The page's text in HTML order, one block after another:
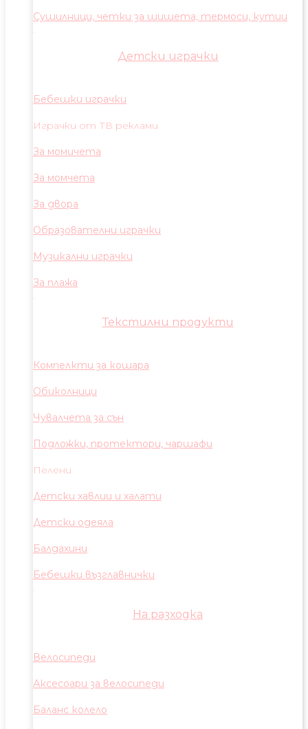
Сушилници, четки за шишета, термоси, кутии
Детски играчки
Бебешки играчки
Играчки от ТВ реклами
За момичета
За момчета
За двора
Образователни играчки
Музикални играчки
За плажа
Текстилни продукти
Компелкти за кошара
Обиколници
Чувалчета за сън
Подложки, протектори, чаршафи
Пелени
Детски хавлии и халати
Детски одеяла
Балдахини
Бебешки възглавнички
На разходка
Велосипеди
Аксесоари за велосипеди
Баланс колело